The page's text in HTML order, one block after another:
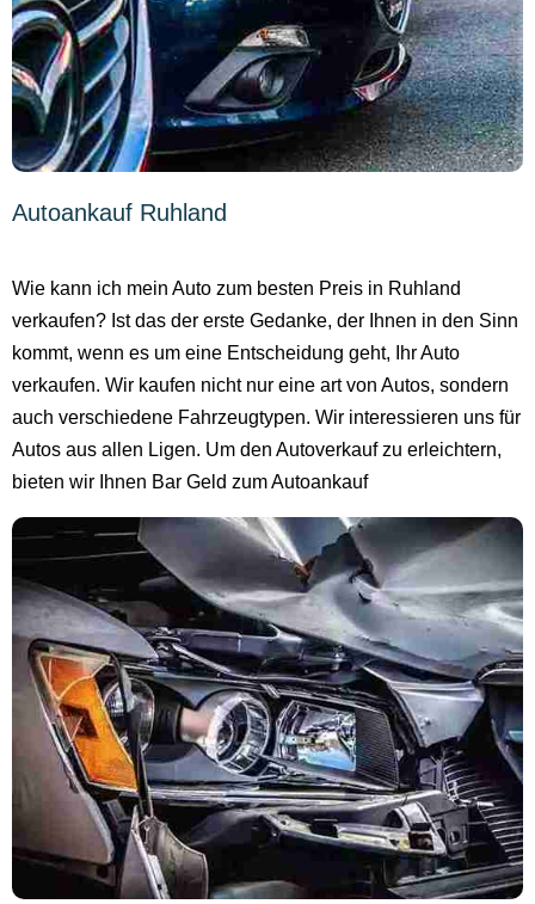
Autoankauf Ruhland
Wie kann ich mein Auto zum besten Preis in Ruhland
verkaufen? Ist das der erste Gedanke, der Ihnen in den Sinn
kommt, wenn es um eine Entscheidung geht, Ihr Auto
verkaufen. Wir kaufen nicht nur eine art von Autos, sondern
auch verschiedene Fahrzeugtypen. Wir interessieren uns für
Autos aus allen Ligen. Um den Autoverkauf zu erleichtern,
bieten wir Ihnen Bar Geld zum Autoankauf